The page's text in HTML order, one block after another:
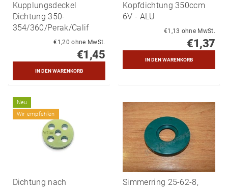
Kupplungsdeckel
Dichtung 350-
354/360/Perak/Calif
€1,20 ohne MwSt.
€1,45
Kopfdichtung 350ccm
6V - ALU
€1,13 ohne MwSt.
€1,37
Neu
Wir empfehlen
Dichtung nach
Simmerring 25-62-8,